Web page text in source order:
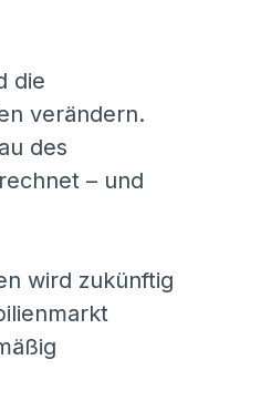
die
verändern.
des
– und
wird zukünftig